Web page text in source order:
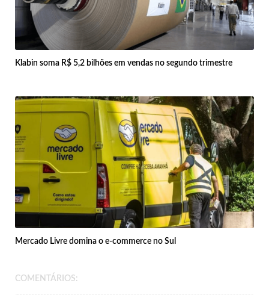
Klabin soma R$ 5,2 bilhões em vendas no segundo trimestre
Mercado Livre domina o e-commerce no Sul
COMENTÁRIOS: